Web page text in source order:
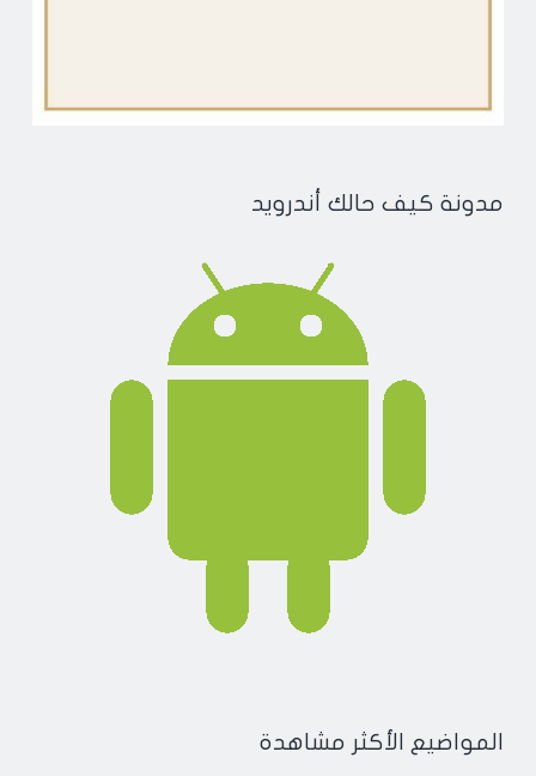
مدونة كيف حالك أندرويد
المواضيع الأكثر مشاهدة